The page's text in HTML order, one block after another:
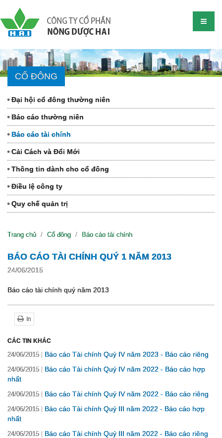
CỔ ĐÔNG
Đại hội cổ đông thường niên
Báo cáo thường niên
Báo cáo tài chính
Cải Cách và Đổi Mới
Thông tin dành cho cổ đông
Điều lệ công ty
Quy chế quản trị
Trang chủ Cổ đông Báo cáo tài chính
BÁO CÁO TÀI CHÍNH QUÝ 1 NĂM 2013
24/06/2015
Báo cáo tài chính quý năm 2013
In
CÁC TIN KHÁC
24/06/2015 Báo cáo Tài chính Quý IV năm 2023 - Báo cáo riêng
24/06/2015
Báo cáo Tài chính Quý IV năm 2022 - Báo cáo hợp
nhất
24/06/2015 Báo cáo Tài chính Quý IV năm 2022 - Báo cáo riêng
24/06/2015
Báo cáo Tài chính Quý III năm 2022 - Báo cáo hợp
nhất
24/06/2015 Báo cáo Tài chính Quý III năm 2022 - Báo cáo riêng